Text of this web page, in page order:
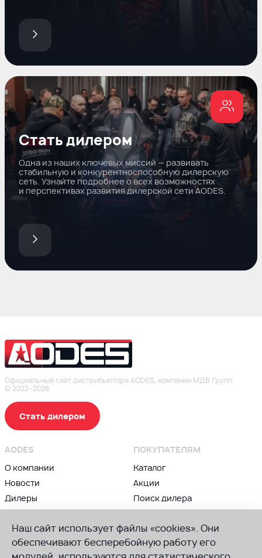
Стать дилером
Одна из наших ключевых миссий — развивать
стабильную и конкурентноспособную дилерскую
сеть. Узнайте подробнее о всех возможностях
и перспективах развития дилерской сети AODES.
Наш сайт использует файлы «cookies». Они
обеспечивают бесперебойную работу его
Официальный сайт дистрибьютора AODES, компании МДВ Групп
© 2022–2026
AODES
О компании
Новости
Дилеры
Контакты
ПОКУПАТЕЛЯМ
Каталог
Акции
Поиск дилера
Блог
ВЛАДЕЛЬЦАМ
Сервис и гарантии
ПРИСОЕДИНЯЙСЯ К AODES
Стать дилером